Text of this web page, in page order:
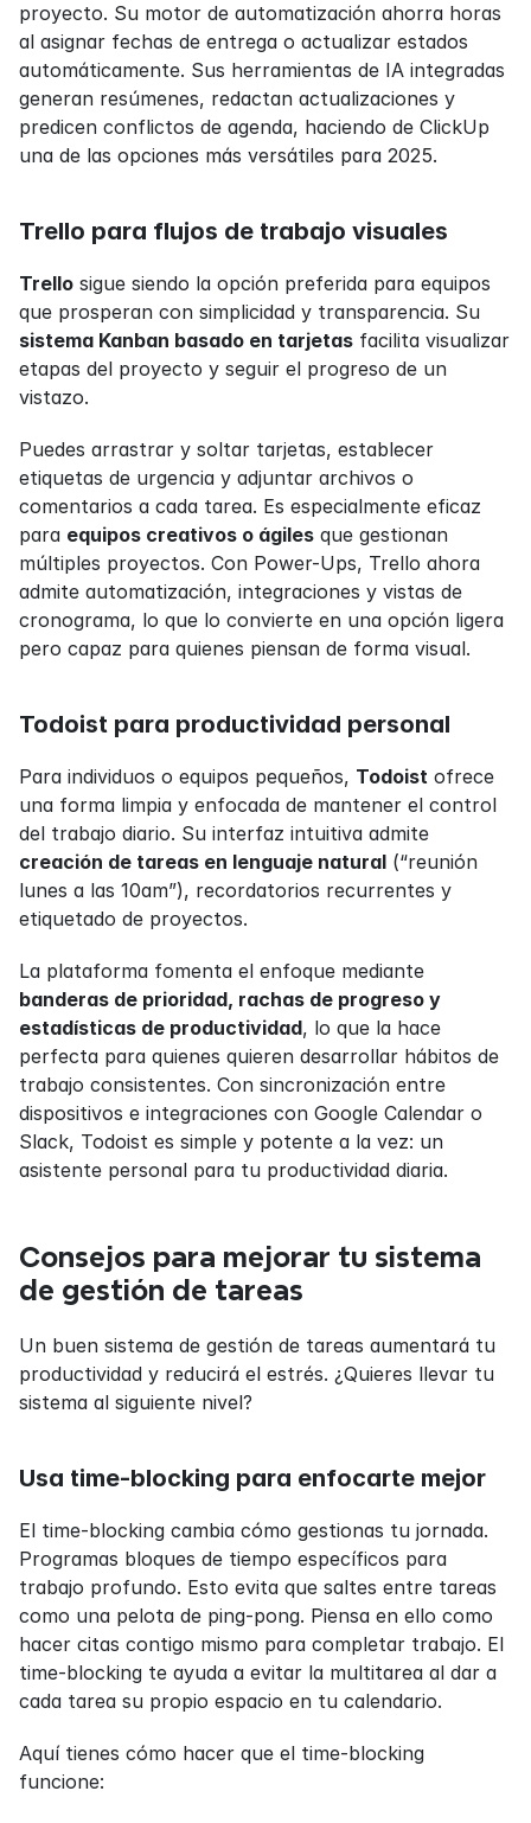
proyecto. Su motor de automatización ahorra horas
al asignar fechas de entrega o actualizar estados
automáticamente. Sus herramientas de IA integradas
generan resúmenes, redactan actualizaciones y
predicen conflictos de agenda, haciendo de ClickUp
una de las opciones más versátiles para 2025.
Trello para flujos de trabajo visuales
Trello sigue siendo la opción preferida para equipos
sistema Kanban basado en tarjetas facilita visualizar
etapas del proyecto y seguir el progreso de un
vistazo.
Puedes arrastrar y soltar tarjetas, establecer
etiquetas de urgencia y adjuntar archivos o
comentarios a cada tarea. Es especialmente eficaz
para equipos creativos o ágiles que gestionan
múltiples proyectos. Con Power-Ups, Trello ahora
admite automatización, integraciones y vistas de
cronograma, lo que lo convierte en una opción ligera
pero capaz para quienes piensan de forma visual.
Todoist para productividad personal
Para individuos o equipos pequeños, Todoist ofrece
una forma limpia y enfocada de mantener el control
creación de tareas en lenguaje natural (“reunión
lunes a las 10am”), recordatorios recurrentes y
etiquetado de proyectos.
banderas de prioridad, rachas de progreso y
estadísticas de productividad, lo que la hace
perfecta para quienes quieren desarrollar hábitos de
trabajo consistentes. Con sincronización entre
dispositivos e integraciones con Google Calendar o
Slack, Todoist es simple y potente a la vez: un
asistente personal para tu productividad diaria.
Consejos para mejorar tu sistema
de gestión de tareas
Un buen sistema de gestión de tareas aumentará tu
productividad y reducirá el estrés. ¿Quieres llevar tu
sistema al siguiente nivel?
Usa time-blocking para enfocarte mejor
El time-blocking cambia cómo gestionas tu jornada.
Programas bloques de tiempo específicos para
trabajo profundo. Esto evita que saltes entre tareas
como una pelota de ping-pong. Piensa en ello como
hacer citas contigo mismo para completar trabajo. El
time-blocking te ayuda a evitar la multitarea al dar a
cada tarea su propio espacio en tu calendario.
Aquí tienes cómo hacer que el time-blocking
funcione: